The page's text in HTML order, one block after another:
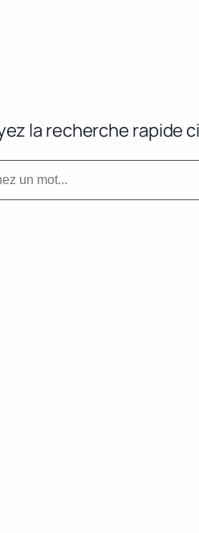
la recherche rapide